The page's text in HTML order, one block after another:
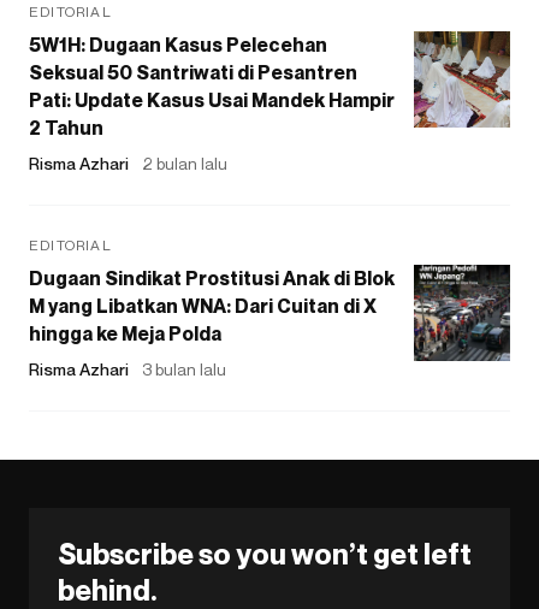
EDITORIAL
5W1H: Dugaan Kasus Pelecehan
Seksual 50 Santriwati di Pesantren
Pati: Update Kasus Usai Mandek Hampir
2 Tahun
Risma Azhari 2 bulan lalu
EDITORIAL
Dugaan Sindikat Prostitusi Anak di Blok
M yang Libatkan WNA: Dari Cuitan di X
hingga ke Meja Polda
Risma Azhari 3 bulan lalu
Subscribe so you won’t get left
behind.